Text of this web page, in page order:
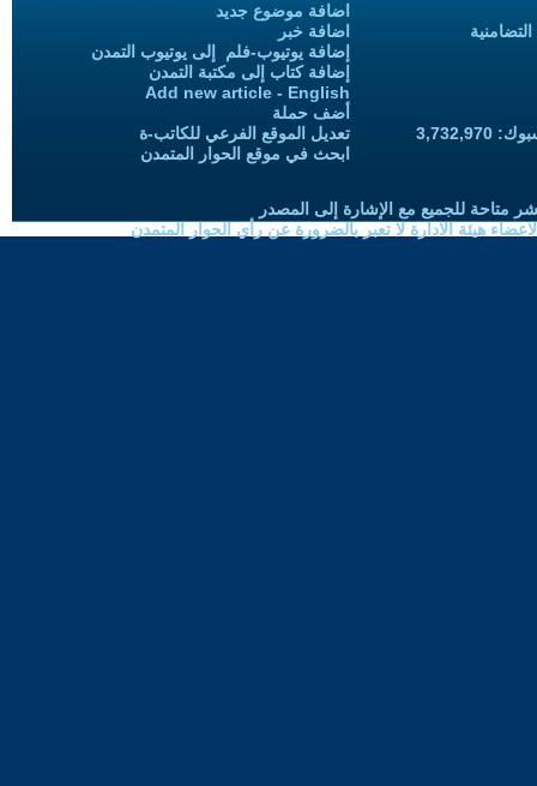
اضافة موضوع جديد
اضافة خبر
إضافة يوتيوب-فلم إلى يوتيوب التمدن
إضافة كتاب إلى مكتبة التمدن
Add new article - English
أضف حملة
تعديل الموقع الفرعي للكاتب-ة
ابحث في موقع الحوار المتمدن
متاحة للجميع مع الإشارة إلى المصدر
هيئة الادارة لا تعبر بالضرورة عن رأي الحوار المتمدن